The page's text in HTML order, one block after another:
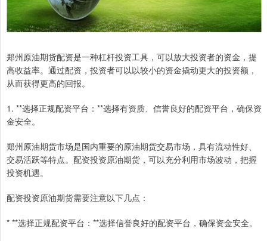
郑州原油期货配资是一种杠杆投资工具，可以放大投资者的资金，提
高收益率。通过配资，投资者可以以较小的资金撬动更大的投资额，
从而获得更高的回报。
1. **选择正规配资平台：**选择有资质、信誉良好的配资平台，确保资
金安全。
郑州原油期货市场是国内重要的原油期货交易市场，具有流动性好、
交易活跃等特点。配资投资原油期货，可以充分利用市场波动，把握
投资机遇。
配资投资原油期货需要注意以下几点：
* **选择正规配资平台：**选择信誉良好的配资平台，确保资金安全。